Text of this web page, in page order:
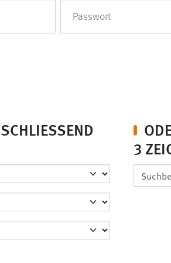
Passwort
D
3